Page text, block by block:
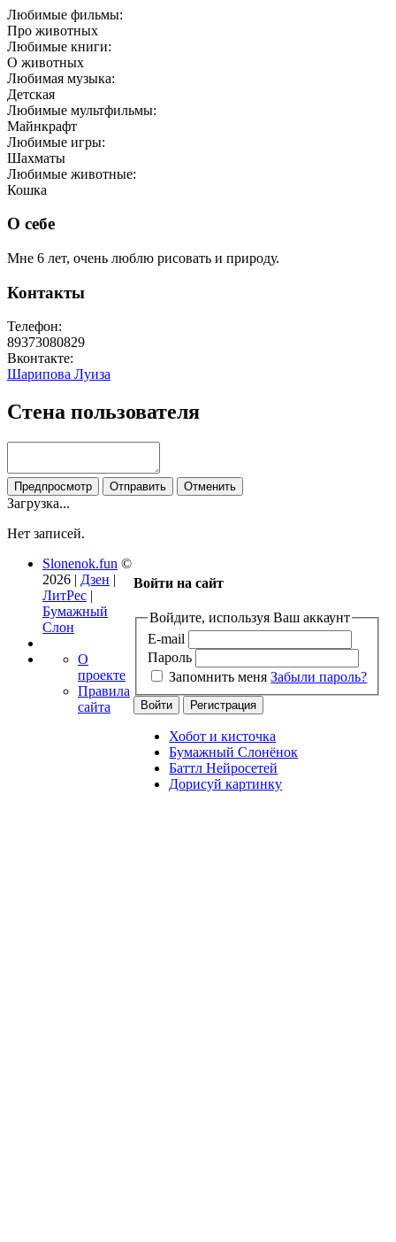
Любимые фильмы:
Про животных
Любимые книги:
О животных
Любимая музыка:
Детская
Любимые мультфильмы:
Майнкрафт
Любимые игры:
Шахматы
Любимые животные:
Кошка
О себе
Мне 6 лет, очень люблю рисовать и природу.
Контакты
Телефон:
89373080829
Вконтакте:
Шарипова Луиза
Стена пользователя
Загрузка...
Нет записей.
Войти на сайт
Войдите, используя Ваш аккаунт
E-mail
Пароль
Запомнить меня Забыли пароль?
Хобот и кисточка
Бумажный Слонёнок
Баттл Нейросетей
Дорисуй картинку
Slonenok.fun ©
2026 | Дзен |
ЛитРес |
Бумажный
Слон
О
проекте
Правила
сайта